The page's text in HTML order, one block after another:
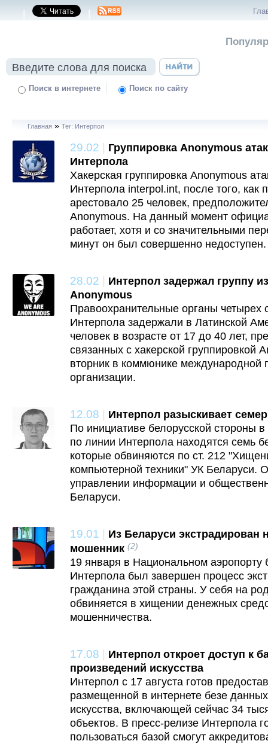
| |
Поиск в интернете | Поиск по сайту
Главная » Тег: Интерпол
29.02 | Группировка Anonymous
Интерпола
Хакерская группировка Anonymous
Интерпола interpol.int, после того, как
арестовало 25 человек,
Anonymous. На данный момент
работает, хотя и со значительными
минут он был совершенно недоступен.
28.02 | Интерпол задержал группу
Anonymous
Правоохранительные органы четырех
Интерпола задержали в Латинской
человек в возрасте от 17 до 40 лет,
связанных с хакерской группировкой
вторник в коммюнике международной
организации.
12.08 | Интерпол разыскивает
По инициативе белорусской стороны
по линии Интерпола находятся семь
которые обвиняются по ст. 212
компьютерной техники" УК Беларуси.
управлении информации и
Беларуси.
19.01 | Из Беларуси экстрадирован
мошенник (2)
19 января в Национальном аэропорту
Интерпола был завершен процесс
гражданина этой страны. У себя на
обвиняется в хищении денежных
мошенничества.
17.08 | Интерпол откроет доступ к
произведений искусства
Интерпол с 17 августа готов
размещенной в интернете безе
искусства, включающей сейчас 34
объектов. В пресс-релизе Интерпола
пользоваться базой смогут